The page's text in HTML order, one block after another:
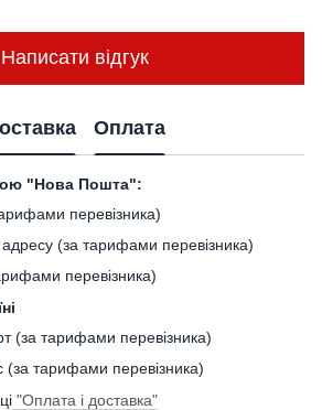
Написати відгук
Оплата
"Нова Пошта":
перевізника)
(за тарифами перевізника)
перевізника)
(за тарифами перевізника)
(за тарифами перевізника)
"Оплата і доставка"